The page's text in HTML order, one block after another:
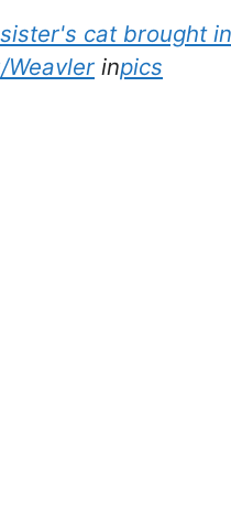
cat brought
Weavler inpics